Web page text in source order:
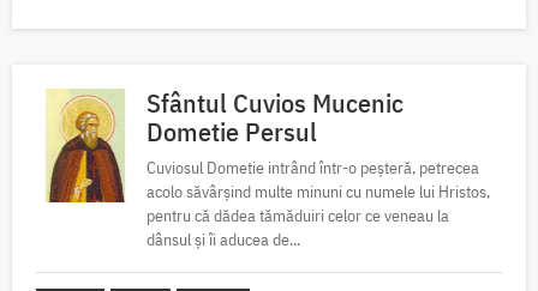
Sfântul Cuvios Mucenic
Dometie Persul
Cuviosul Dometie intrând într-o peșteră, petrecea
acolo săvârșind multe minuni cu numele lui Hristos,
pentru că dădea tămăduiri celor ce veneau la
dânsul și îi aducea de...